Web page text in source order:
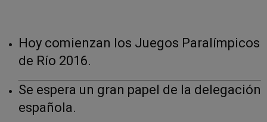
Hoy comienzan los Juegos Paralímpicos
de Río 2016.
Se espera un gran papel de la delegación
española.